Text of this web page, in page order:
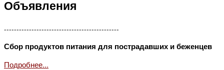
Объявления
----------------------------------------------
Сбор продуктов питания для пострадавших и беженцев
Подробнее...